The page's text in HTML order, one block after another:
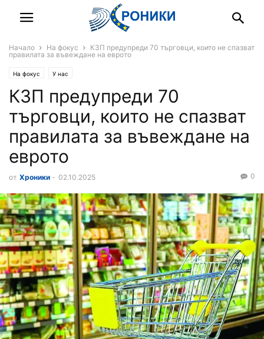
Начало На фокус
КЗП предупреди 70 търговци, които не спазват
правилата за въвеждане на еврото
На фокус У нас
КЗП предупреди 70
търговци, които не спазват
правилата за въвеждане на
еврото
от Хроники - 02.10.2025 0